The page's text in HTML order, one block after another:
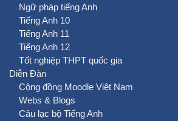
Ngữ pháp tiếng Anh
Tiếng Anh 10
Tiếng Anh 11
Tiếng Anh 12
Tốt nghiệp THPT quốc gia
Diễn Đàn
Cộng đồng Moodle Việt Nam
Webs & Blogs
Câu lạc bộ Tiếng Anh